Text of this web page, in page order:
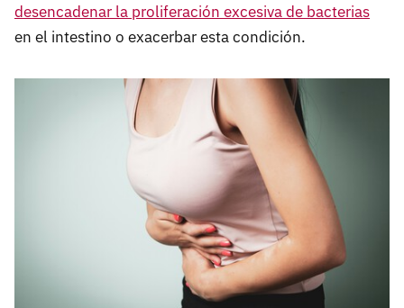
desencadenar la proliferación excesiva de bacterias
en el intestino o exacerbar esta condición.